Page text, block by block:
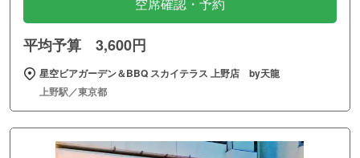
空席確認・予約
平均予算 3,600円
星空ビアガーデン＆BBQ スカイテラス 上野店 by天龍
上野駅／東京都